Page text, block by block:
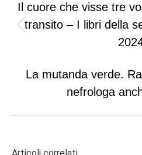
navigation
Il cuore che visse tre
transito – I libri della
La mutanda verde.
nefrologa